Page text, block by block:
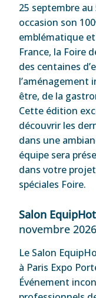
25 septembre
occasion son
emblématique
France, la Foire
des centaines
l’aménagement
être, de la
Cette édition
découvrir les
dans une
équipe sera
dans votre
spéciales Foire.
Salon
novembre 2026
Le Salon
à Paris Expo
Événement